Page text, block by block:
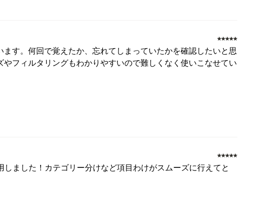
す。何回で覚えたか、忘れてしまっていたかを確認したいと思
フィルタリングもわかりやすいので難しくなく使いこなせてい
ました！カテゴリー分けなど項目わけがスムーズに行えてと